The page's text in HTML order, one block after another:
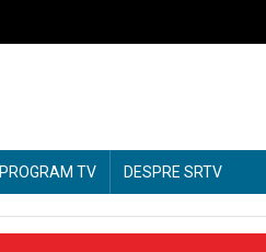
PROGRAM TV DESPRE SRTV